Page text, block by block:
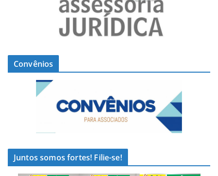
Convênios
Juntos somos fortes! Filie-se!